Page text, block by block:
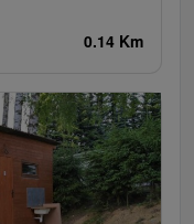
0.14 Km